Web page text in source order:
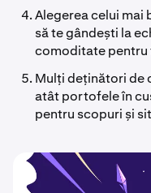
Alegerea celui
să te gândești la
comoditate pentru
Mulți deținători de
atât portofele în
pentru scopuri și